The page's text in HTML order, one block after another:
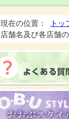
現在の位置： トッ
店舗名及び各店舗